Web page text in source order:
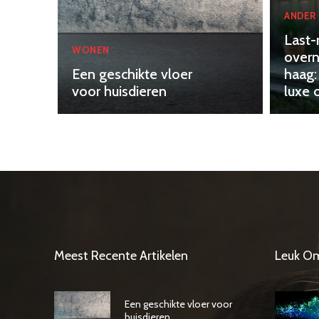
WONEN
Een geschikte vloer
voor huisdieren
luxe
Meest Recente Artikelen
Een geschikte vloer voor
Leuk